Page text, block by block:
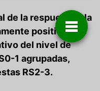
de la respuesta y la
positivay se
del nivel de
1 agrupadas,
RS2-3.